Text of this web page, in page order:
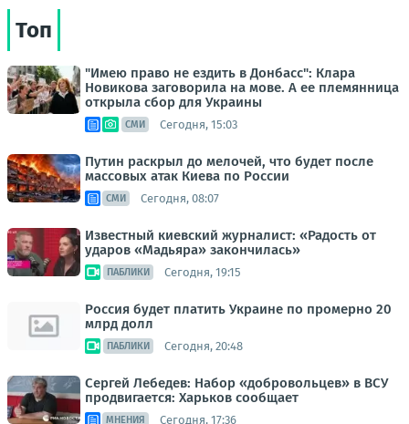
Топ
"Имею право не ездить в Донбасс": Клара
Новикова заговорила на мове. А ее племянница
открыла сбор для Украины
СМИ Сегодня, 15:03
Путин раскрыл до мелочей, что будет после
массовых атак Киева по России
СМИ Сегодня, 08:07
Известный киевский журналист: «Радость от
ударов «Мадьяра» закончилась»
ПАБЛИКИ Сегодня, 19:15
Россия будет платить Украине по промерно 20
млрд долл
ПАБЛИКИ Сегодня, 20:48
Сергей Лебедев: Набор «добровольцев» в ВСУ
продвигается: Харьков сообщает
МНЕНИЯ Сегодня, 17:36